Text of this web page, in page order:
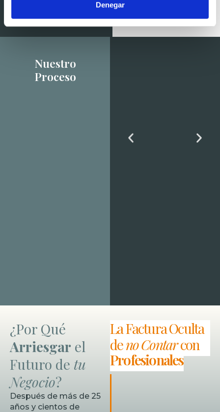
Denegar
que invita a quedarse
y a consumir más.
Nuestro
Proceso
marca y mercado
para crear un
concepto que
¿Por Qué
Arriesgar el
Futuro de tu
Negocio?
Después de más de 25
años y cientos de
La Factura Oculta
deno Contarcon
Profesionales